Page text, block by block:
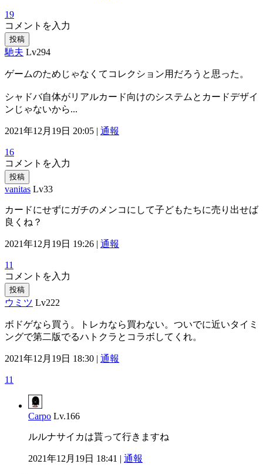
19
コメントを入力
投稿
馳夫 Lv294
ゲームのためじゃなくてコレクション用だろうと思った。
シャドバ自体がリアルカード向けのシステムとカードデザイ
ンじゃないから...
2021年12月19日 20:05 | 通報
16
コメントを入力
投稿
vanitas Lv33
カードにせずにガチのメンコにして子どもたちに売り出せば
良くね？
2021年12月19日 19:26 | 通報
11
コメントを入力
投稿
ウミツ Lv222
ボドゲなら買う。トレカなら買わない。ついでに近いタイミ
ングで第二版でるハトクラとコラボしてくれ。
2021年12月19日 18:30 | 通報
11
Carpo Lv.166
ルルナサイカは貰って行きますね
2021年12月19日 18:41 | 通報